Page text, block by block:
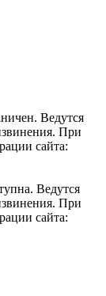
Ведутся
При
сайта:
Ведутся
При
сайта: